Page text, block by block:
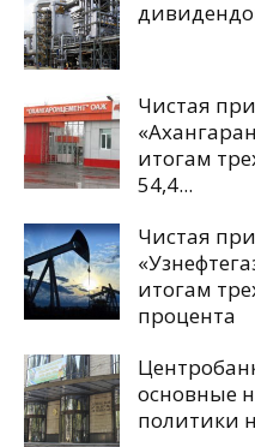
Чистая
итогам
54,4...
Чистая
итогам
процента
основные
политики